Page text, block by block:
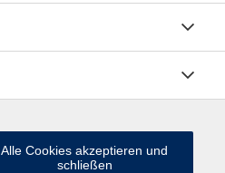
Alle Cookies akzeptieren und
schließen